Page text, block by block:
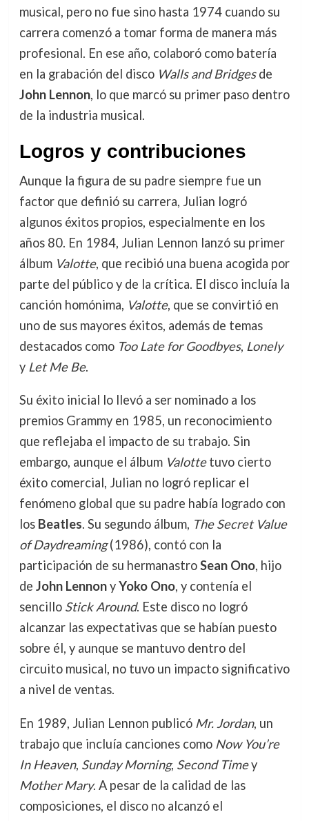
musical, pero no fue sino hasta 1974 cuando su
carrera comenzó a tomar forma de manera más
profesional. En ese año, colaboró como batería
en la grabación del disco Walls and Bridgesde
John Lennon, lo que marcó su primer paso dentro
de la industria musical.
Logros y contribuciones
Aunque la figura de su padre siempre fue un
factor que definió su carrera, Julian logró
algunos éxitos propios, especialmente en los
años 80. En 1984, Julian Lennon lanzó su primer
álbum Valotte, que recibió una buena acogida por
parte del público y de la crítica. El disco incluía la
canción homónima, Valotte, que se convirtió en
uno de sus mayores éxitos, además de temas
destacados como Too Late for Goodbyes, Lonely
y Let Me Be.
Su éxito inicial lo llevó a ser nominado a los
premios Grammy en 1985, un reconocimiento
que reflejaba el impacto de su trabajo. Sin
embargo, aunque el álbum Valottetuvo cierto
éxito comercial, Julian no logró replicar el
fenómeno global que su padre había logrado con
los Beatles. Su segundo álbum, The Secret Value
of Daydreaming(1986), contó con la
participación de su hermanastroSean Ono, hijo
de John LennonyYoko Ono, y contenía el
sencillo Stick Around. Este disco no logró
alcanzar las expectativas que se habían puesto
sobre él, y aunque se mantuvo dentro del
circuito musical, no tuvo un impacto significativo
a nivel de ventas.
En 1989, Julian Lennon publicó Mr. Jordan, un
trabajo que incluía canciones como Now You’re
In Heaven, Sunday Morning, Second Timey
Mother Mary. A pesar de la calidad de las
composiciones, el disco no alcanzó el